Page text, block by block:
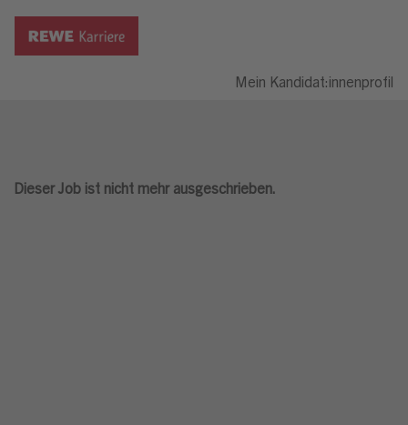
Mein Kandidat:innenprofil
Dieser Job ist nicht mehr ausgeschrieben.